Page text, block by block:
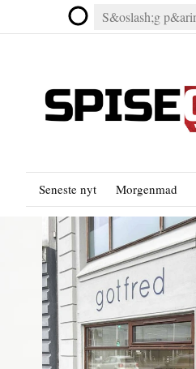
Seneste nyt Morgenmad